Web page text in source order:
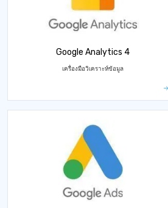
Google Analytics 4
เครื่องมือวิเคราะห์ข้อมูล